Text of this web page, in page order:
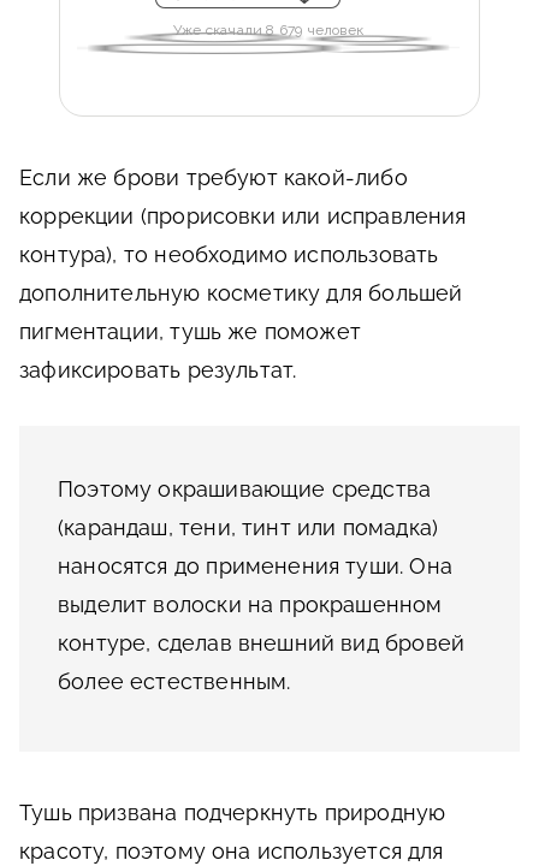
Уже скачали 8 679 человек
Если же брови требуют какой-либо
коррекции (прорисовки или исправления
контура), то необходимо использовать
дополнительную косметику для большей
пигментации, тушь же поможет
зафиксировать результат.
Поэтому окрашивающие средства
(карандаш, тени, тинт или помадка)
наносятся до применения туши. Она
выделит волоски на прокрашенном
контуре, сделав внешний вид бровей
более естественным.
Тушь призвана подчеркнуть природную
красоту, поэтому она используется для